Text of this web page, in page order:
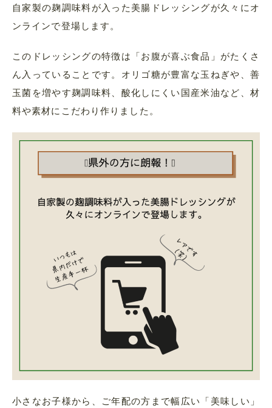
自家製の麹調味料が入った美腸ドレッシングが久々にオ
ンラインで登場します。
このドレッシングの特徴は「お腹が喜ぶ食品」がたくさ
ん入っていることです。オリゴ糖が豊富な玉ねぎや、善
玉菌を増やす麹調味料、酸化しにくい国産米油など、材
料や素材にこだわり作りました。
小さなお子様から、ご年配の方まで幅広い「美味しい」